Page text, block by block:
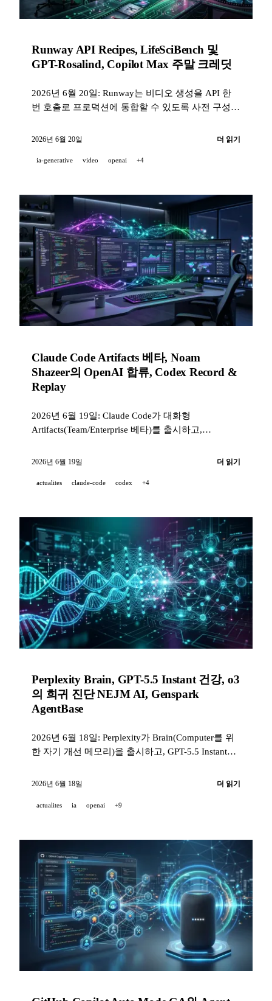
Runway API Recipes, LifeSciBench 및
GPT-Rosalind, Copilot Max 주말 크레딧
2026년 6월 20일: Runway는 비디오 생성을 API 한
번 호출로 프로덕션에 통합할 수 있도록 사전 구성된
사급 과제 750개)를 공개하며 36.1%의 통과율을 보
주말 200달러의 크레딧을 배포한다.
2026년 6월 20일 더 읽기
ia-generative video openai +4
Claude Code Artifacts 베타, Noam
Shazeer의 OpenAI 합류, Codex Record &
Replay
2026년 6월 19일: Claude Code가 대화형
Artifacts(Team/Enterprise 베타)를 출시하고,
합류하며, Codex Record & Replay가 시연 기반 워크
캐너를 공개한다.
2026년 6월 19일 더 읽기
actualites claude-code codex +4
Perplexity Brain, GPT-5.5 Instant 건강, o3
의 희귀 진단 NEJM AI, Genspark
AgentBase
2026년 6월 18일: Perplexity가 Brain(Computer를 위
한 자기 개선 메모리)을 출시하고, GPT-5.5 Instant는
했으며, o3는 NEJM AI의 18건 소아 진단에 기여했
2026년 6월 18일 더 읽기
actualites ia openai +9